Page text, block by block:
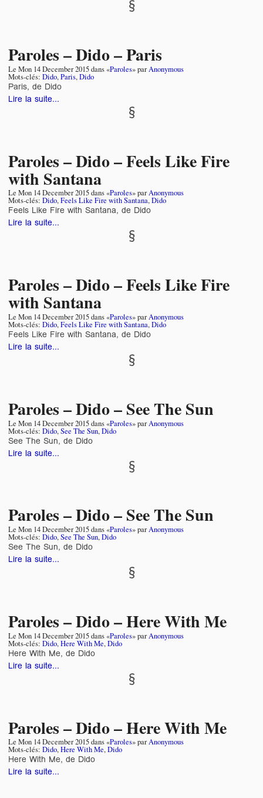
Paroles – Dido – Paris
Le Mon 14 December 2015dans «Paroles» parAnonymous
Mots-clés: Dido,Paris,Dido
Paris, de Dido
Lire la suite...
Paroles – Dido – Feels Like Fire
with Santana
Le Mon 14 December 2015dans «Paroles» parAnonymous
Mots-clés: Dido,Feels Like Fire with Santana,Dido
Feels Like Fire with Santana, de Dido
Lire la suite...
Paroles – Dido – Feels Like Fire
with Santana
Le Mon 14 December 2015dans «Paroles» parAnonymous
Mots-clés: Dido,Feels Like Fire with Santana,Dido
Feels Like Fire with Santana, de Dido
Lire la suite...
Paroles – Dido – See The Sun
Le Mon 14 December 2015dans «Paroles» parAnonymous
Mots-clés: Dido,See The Sun,Dido
See The Sun, de Dido
Lire la suite...
Paroles – Dido – See The Sun
Le Mon 14 December 2015dans «Paroles» parAnonymous
Mots-clés: Dido,See The Sun,Dido
See The Sun, de Dido
Lire la suite...
Paroles – Dido – Here With Me
Le Mon 14 December 2015dans «Paroles» parAnonymous
Mots-clés: Dido,Here With Me,Dido
Here With Me, de Dido
Lire la suite...
Paroles – Dido – Here With Me
Le Mon 14 December 2015dans «Paroles» parAnonymous
Mots-clés: Dido,Here With Me,Dido
Here With Me, de Dido
Lire la suite...